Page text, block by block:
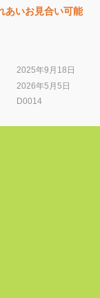
あいお見合い可能
2025年9月18日
2026年5月5日
D0014